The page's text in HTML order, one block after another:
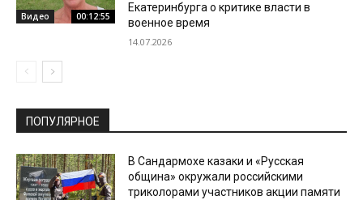
Видео 00:12:55
Екатеринбурга о критике власти в
военное время
14.07.2026
ПОПУЛЯРНОЕ
В Сандармохе казаки и «Русская
община» окружали российскими
триколорами участников акции памяти